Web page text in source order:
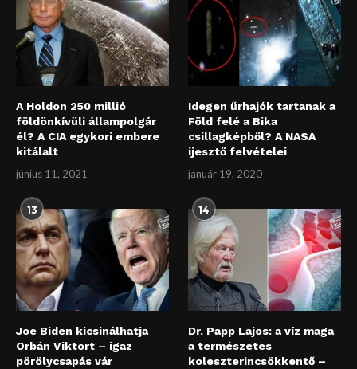
A Holdon 250 millió
földönkívüli állampolgár
él? A CIA egykori embere
kitálalt
június 11, 2021
Idegen űrhajók tartanak a
Föld felé a Bika
csillagképből? A NASA
ijesztő felvételei
január 19, 2020
13
Joe Biden kicsinálhatja
Orbán Viktort – igaz
pörölycsapás vár
14
Dr. Papp Lajos: a víz maga
a természetes
koleszterincsökkentő –